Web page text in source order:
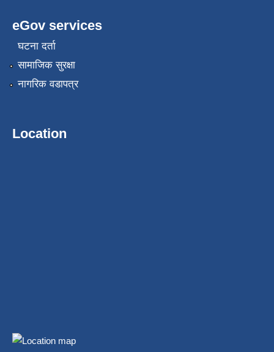
eGov services
घटना दर्ता
सामाजिक सुरक्षा
नागरिक वडापत्र
Location